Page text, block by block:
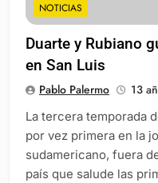
NOTICIAS
Duarte y Rubiano
en San Luis
Pablo Palermo 13
La tercera temporada
por vez primera en la
sudamericano, fuera
país que salude las